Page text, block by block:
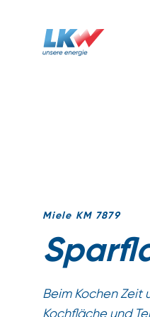
Miele KM 7879
Beim Kochen Zeit
Kochfläche und